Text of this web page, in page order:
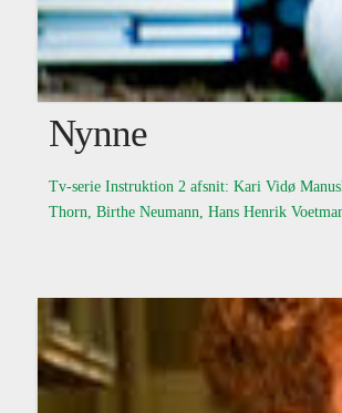
Nynne
Tv-serie Instruktion 2 afsnit: Kari Vidø
Thorn, Birthe Neumann, Hans Henrik